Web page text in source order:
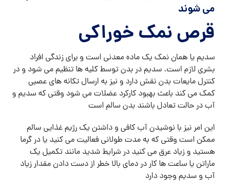
می شوند
قرص نمک خوراکی
سدیم یا همان نمک یک ماده معدنی است و برای زندگی افراد
بشری لازم است. سدیم در بدن توسط کلیه ها تنظیم می شود و در
کنترل مایعات بدن نقش دارد و نیز به ارسال تکانه های عصبی
کمک می کند باعث بهبود کارکرد عضلات می شود وقتی که سدیم و
آب در حالت تعادل باشند بدن سالم است
این امر نیز با نوشیدن آب کافی و داشتن یک رژیم غذایی سالم
ممکن است وقتی که به مدت طولانی فعالیت می کنید یا در گرما
هستید و زیاد عرق می کنید در شرایط شدید مانند تکمیل یک
ماراتن یا ساعت ها کار در دمای بالا خطر از دست دادن مقدار زیاد
آب و سدیم وجود دارد